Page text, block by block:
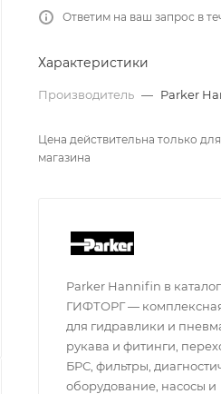
Ответим на ваш запрос в
Характеристики
Производитель — Parker
Цена действительна только
магазина
Parker Hannifin в
ГИФТОРГ —
для гидравлики и
рукава и фитинги,
БРС, фильтры,
оборудование, насосы и